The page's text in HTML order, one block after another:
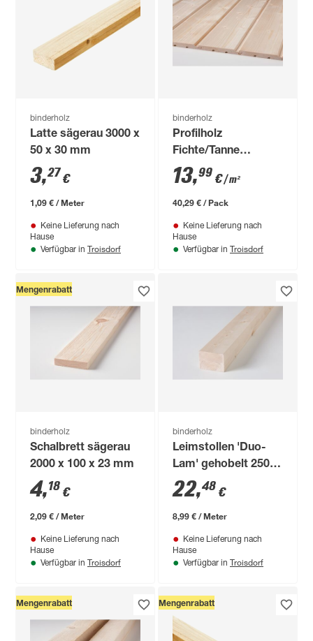
binderholz
Latte sägerau 3000 x
50 x 30 mm
3,27€
1,09 € / Meter
Keine Lieferung nach
Hause
Verfügbar in Troisdorf
binderholz
Profilholz
Fichte/Tanne
gehobelt 12,5 x 96 x
3000 mm
13,99 €/ m²
40,29 € / Pack
Keine Lieferung nach
Hause
Verfügbar in Troisdorf
Mengenrabatt
binderholz
Schalbrett sägerau
2000 x 100 x 23 mm
4,18 €
2,09 € / Meter
Keine Lieferung nach
Hause
Verfügbar in Troisdorf
binderholz
Leimstollen 'Duo-
Lam' gehobelt 2500
x 80 x 80 mm
22,48 €
8,99 € / Meter
Keine Lieferung nach
Hause
Verfügbar in Troisdorf
Mengenrabatt Mengenrabatt